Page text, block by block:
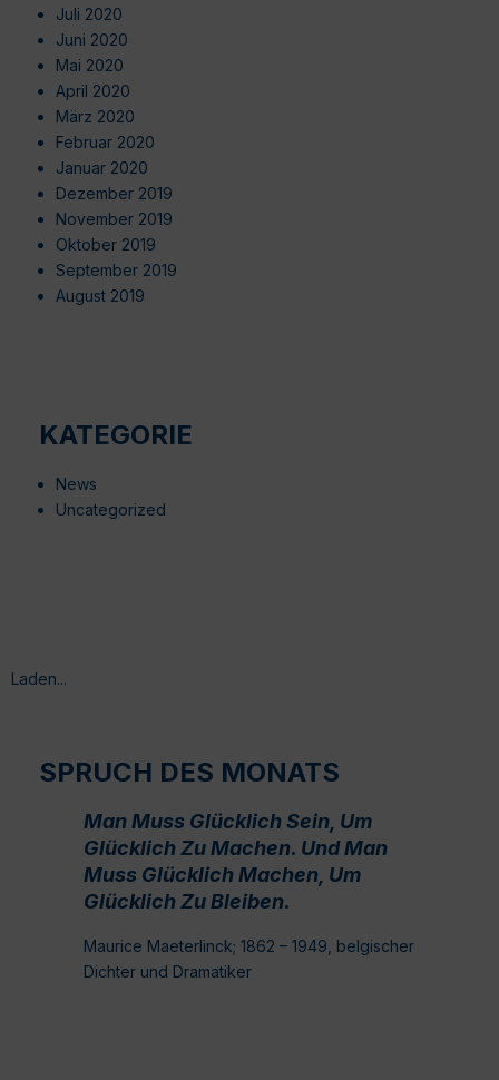
Juli 2020
Juni 2020
Mai 2020
April 2020
März 2020
Februar 2020
Januar 2020
Dezember 2019
November 2019
Oktober 2019
September 2019
August 2019
KATEGORIE
News
Uncategorized
Laden...
SPRUCH DES MONATS
Man Muss Glücklich Sein, Um
Glücklich Zu Machen. Und Man
Muss Glücklich Machen, Um
Glücklich Zu Bleiben.
Maurice Maeterlinck; 1862 – 1949, belgischer
Dichter und Dramatiker